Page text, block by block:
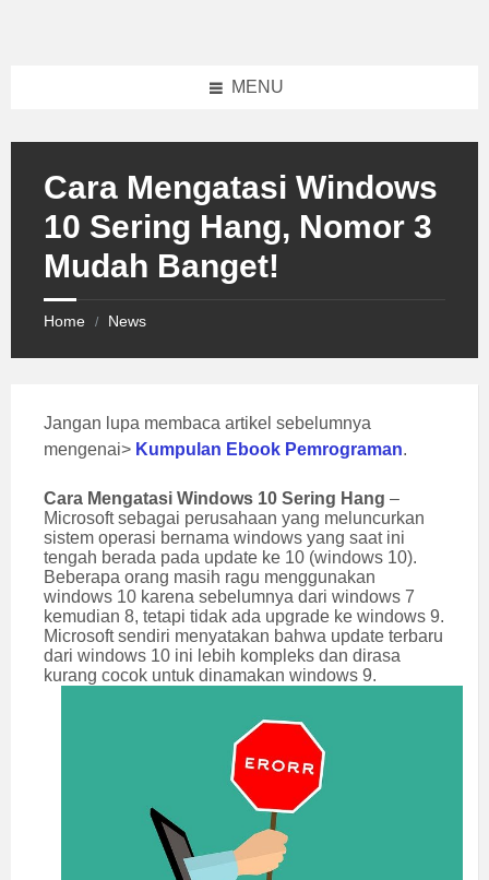
MENU
Cara Mengatasi Windows
10 Sering Hang, Nomor 3
Mudah Banget!
Home / News
Jangan lupa membaca artikel sebelumnya
mengenai> Kumpulan Ebook Pemrograman.
Cara Mengatasi Windows 10 Sering Hang –
Microsoft sebagai perusahaan yang meluncurkan
sistem operasi bernama windows yang saat ini
tengah berada pada update ke 10 (windows 10).
Beberapa orang masih ragu menggunakan
windows 10 karena sebelumnya dari windows 7
kemudian 8, tetapi tidak ada upgrade ke windows 9.
Microsoft sendiri menyatakan bahwa update terbaru
dari windows 10 ini lebih kompleks dan dirasa
kurang cocok untuk dinamakan windows 9.